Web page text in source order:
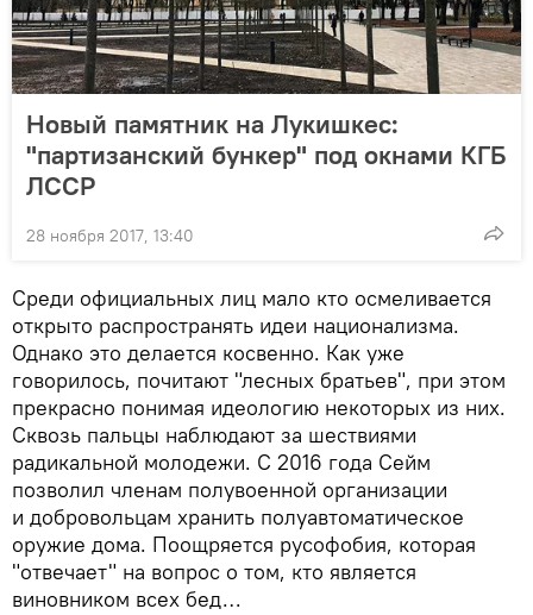
Новый памятник на Лукишкес:
"партизанский бункер" под окнами КГБ
ЛССР
28 ноября 2017, 13:40
Среди официальных лиц мало кто осмеливается
открыто распространять идеи национализма.
Однако это делается косвенно. Как уже
говорилось, почитают "лесных братьев", при этом
прекрасно понимая идеологию некоторых из них.
Сквозь пальцы наблюдают за шествиями
радикальной молодежи. С 2016 года Сейм
позволил членам полувоенной организации
и добровольцам хранить полуавтоматическое
оружие дома. Поощряется русофобия, которая
"отвечает" на вопрос о том, кто является
виновником всех бед…